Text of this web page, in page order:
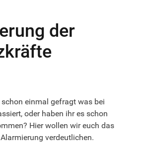
der
schon einmal gefragt was bei
oder haben ihr es schon
Hier wollen wir euch das
verdeutlichen.